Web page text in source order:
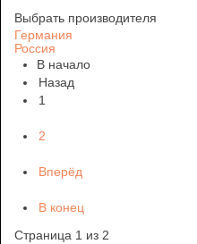
Выбрать производителя
Германия
Россия
В начало
Назад
1
2
Вперёд
В конец
Страница 1 из 2